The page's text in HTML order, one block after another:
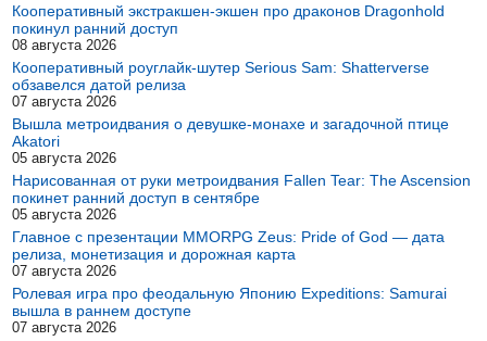
Кооперативный экстракшен-экшен про драконов Dragonhold
покинул ранний доступ
08 августа 2026
Кооперативный роуглайк-шутер Serious Sam: Shatterverse
обзавелся датой релиза
07 августа 2026
Вышла метроидвания о девушке-монахе и загадочной птице
Akatori
05 августа 2026
Нарисованная от руки метроидвания Fallen Tear: The Ascension
покинет ранний доступ в сентябре
05 августа 2026
Главное с презентации MMORPG Zeus: Pride of God — дата
релиза, монетизация и дорожная карта
07 августа 2026
Ролевая игра про феодальную Японию Expeditions: Samurai
вышла в раннем доступе
07 августа 2026